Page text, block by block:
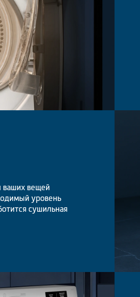
ваших вещей
уровень
сушильная